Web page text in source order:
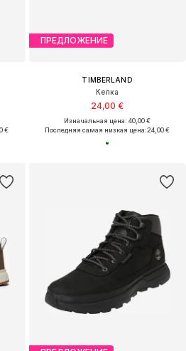
€
ПРЕДЛОЖЕНИЕ
TIMBERLAND
Кепка
24,00 €
Изначальная цена: 40,00 €
Последняя самая низкая цена:24,00 €